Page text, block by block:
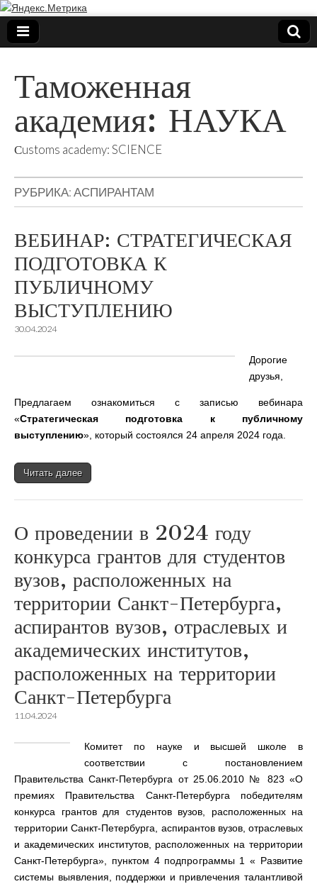
Таможенная
академия: НАУКА
Сustoms academy: SCIENCE
РУБРИКА:АСПИРАНТАМ
ВЕБИНАР: СТРАТЕГИЧЕСКАЯ
ПОДГОТОВКА К
ПУБЛИЧНОМУ
ВЫСТУПЛЕНИЮ
30.04.2024
Дорогие
друзья,
Предлагаем ознакомиться с записью вебинара
«Стратегическая подготовка к публичному
выступлению», который состоялся 24 апреля 2024 года.
Читать далее
О проведении в 2024 году
конкурса грантов для студентов
вузов, расположенных на
территории Санкт-Петербурга,
аспирантов вузов, отраслевых и
академических институтов,
расположенных на территории
Санкт-Петербурга
11.04.2024
Комитет по науке и высшей школе в
соответствии с постановлением
Правительства Санкт-Петербурга от 25.06.2010 № 823 «О
премиях Правительства Санкт-Петербурга победителям
конкурса грантов для студентов вузов, расположенных на
территории Санкт-Петербурга, аспирантов вузов, отраслевых
и академических институтов, расположенных на территории
Санкт-Петербурга», пунктом 4 подпрограммы 1 « Развитие
системы выявления, поддержки и привлечения талантливой